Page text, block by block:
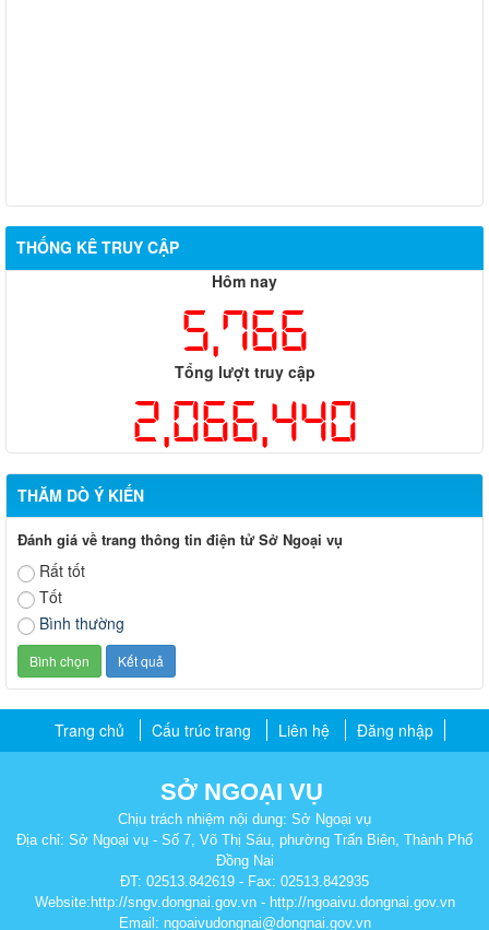
THỐNG KÊ TRUY CẬP
Hôm nay
5,766
Tổng lượt truy cập
2,066,440
THĂM DÒ Ý KIẾN
Đánh giá về trang thông tin điện tử Sở Ngoại vụ
Rất tốt
Tốt
Bình thường
Trang chủ Cấu trúc trang Liên hệ Đăng nhập
SỞ NGOẠI VỤ
Chịu trách nhiệm nội dung: Sở Ngoại vụ
Địa chỉ: Sở Ngoại vụ - Số 7, Võ Thị Sáu, phường Trấn Biên, Thành Phố
Đồng Nai
ĐT: 02513.842619 - Fax: 02513.842935
Website:http://sngv.dongnai.gov.vn - http://ngoaivu.dongnai.gov.vn
Email: ngoaivudongnai@dongnai.gov.vn